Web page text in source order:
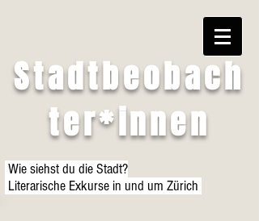
Stadtbeobach
ter*innen
Wie siehst du die Stadt?
Literarische Exkurse in und um Zürich